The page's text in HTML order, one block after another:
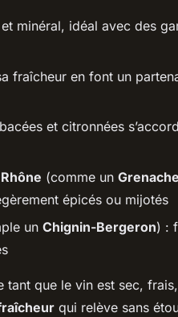
minéral, idéal avec des
fraîcheur en font un
et citronnées
(comme un
épicés ou mijotés
un Chignin-Bergeron) :
tant que le vin est sec,
qui relève sans